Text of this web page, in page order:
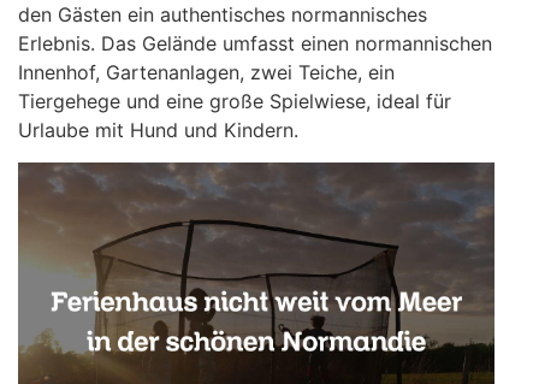
den Gästen ein authentisches normannisches
Erlebnis. Das Gelände umfasst einen normannischen
Innenhof, Gartenanlagen, zwei Teiche, ein
Tiergehege und eine große Spielwiese, ideal für
Urlaube mit Hund und Kindern.